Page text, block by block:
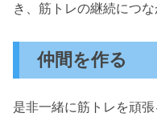
き、筋トレの継続につな
仲間を作る
是非一緒に筋トレを頑